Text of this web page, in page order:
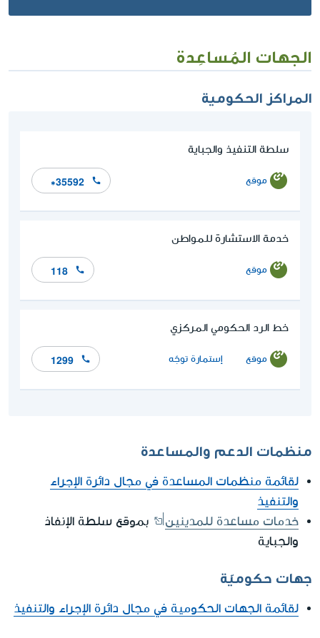
الجهات المُساعِدة
المراكز الحكومية
سلطة التنفيذ والجباية
موقع *35592
خدمة الاستشارة للمواطن
موقع 118
خط الرد الحكومي المركزي
موقع إستمارة توجّه 1299
منظمات الدعم والمساعدة
لقائمة منظمات المساعدة في مجال دائرة الإجراء
والتنفيذ
خدمات مساعدة للمدينين
بموقع سلطة الإنفاذ
والجباية
جهات حكوميّة
لقائمة الجهات الحكومية في مجال دائرة الإجراء والتنفيذ